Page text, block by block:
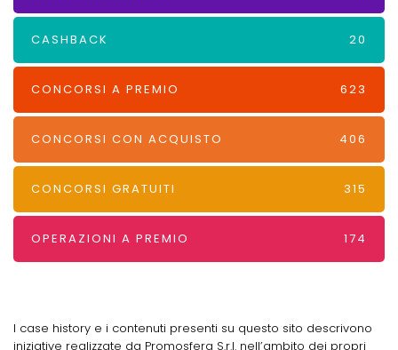
CASHBACK 20
CONCORSI A PREMIO 623
CONCORSI CON ACQUISTO 406
CONCORSI GRATUITI 315
OPERAZIONI A PREMIO 174
I case history e i contenuti presenti su questo sito descrivono
iniziative realizzate da Promosfera S.r.l. nell’ambito dei propri